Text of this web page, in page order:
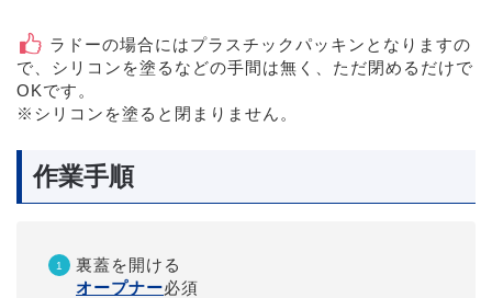
ラドーの場合にはプラスチックパッキンとなりますの
で、シリコンを塗るなどの手間は無く、ただ閉めるだけで
OKです。
※シリコンを塗ると閉まりません。
作業手順
裏蓋を開ける
オープナー必須